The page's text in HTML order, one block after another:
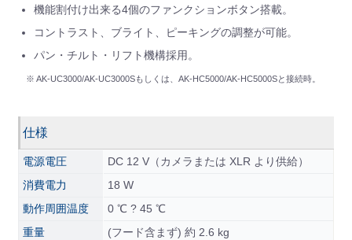
機能割付け出来る4個のファンクションボタン搭載。
コントラスト、ブライト、ピーキングの調整が可能。
パン・チルト・リフト機構採用。
※ AK-UC3000/AK-UC3000Sもしくは、AK-HC5000/AK-HC5000Sと接続時。
仕様
電源電圧
DC 12 V（カメラまたは XLR より供給）
消費電力
18 W
動作周囲温度
0 ℃ ? 45 ℃
重量
(フード含まず) 約 2.6 kg